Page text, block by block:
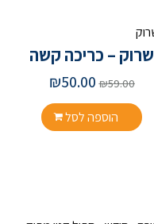
שרוק – כריכה קשה
₪59.00
₪50.00
הוספה לסל